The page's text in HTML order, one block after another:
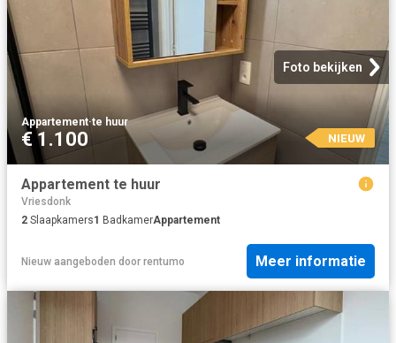
Foto bekijken
Appartement·te huur
€ 1.100 NIEUW
Appartement te huur
Vriesdonk
2 Slaapkamers1 BadkamerAppartement
Nieuw aangeboden door rentumo Meer informatie